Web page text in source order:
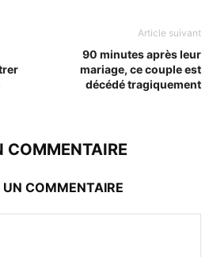
Article suivant
90 minutes après leur
mariage, ce couple est
décédé tragiquement
COMMENTAIRE
UN COMMENTAIRE